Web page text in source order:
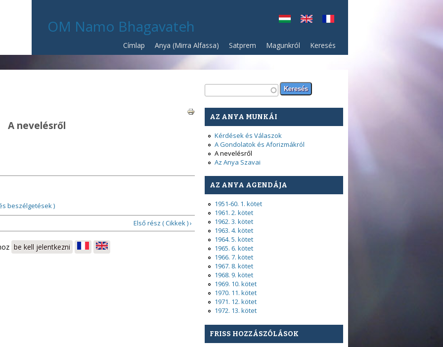
OM Namo Bhagavateh
Címlap Anya (Mirra Alfassa) Satprem Magunkról Keresés
A nevelésről
beszélgetések )
Első rész ( Cikkek ) ›
be kell jelentkezni
Keresés űrlap
Keresés
AZ ANYA MUNKÁI
Kérdések és Válaszok
A Gondolatok és Aforizmákról
A nevelésről
Az Anya Szavai
AZ ANYA AGENDÁJA
1951-60. 1. kötet
1961. 2. kötet
1962. 3. kötet
1963. 4. kötet
1964. 5. kötet
1965. 6. kötet
1966. 7. kötet
1967. 8. kötet
1968. 9. kötet
1969. 10. kötet
1970. 11. kötet
1971. 12. kötet
1972. 13. kötet
FRISS HOZZÁSZÓLÁSOK